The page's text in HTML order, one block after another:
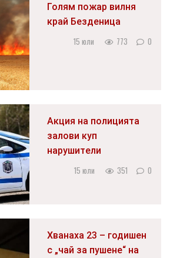
Голям пожар вилня
край Безденица
15 юли 773 0
Акция на полицията
залови куп
нарушители
15 юли 351 0
Хванаха 23 – годишен
с „чай за пушене“ на